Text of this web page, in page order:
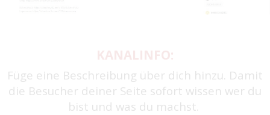
Füge eine Beschreibung über dich hinzu. Damit
die Besucher deiner Seite sofort wissen wer du
bist und was du machst.